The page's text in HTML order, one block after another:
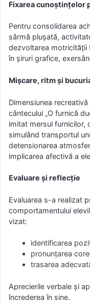
Fixarea cunoștințelor
Pentru consolidarea
sârmă plușată,
dezvoltarea motricității
în șiruri grafice,
Mișcare, ritm și
Dimensiunea
cântecului „O furnică
imitat mersul furnicilor,
simulând transportul
detensionarea
implicarea afectivă a
Evaluare și reflecție
Evaluarea s-a realizat
comportamentului
vizat:
identificarea
pronunțarea
trasarea
Aprecierile verbale și
încrederea în sine.